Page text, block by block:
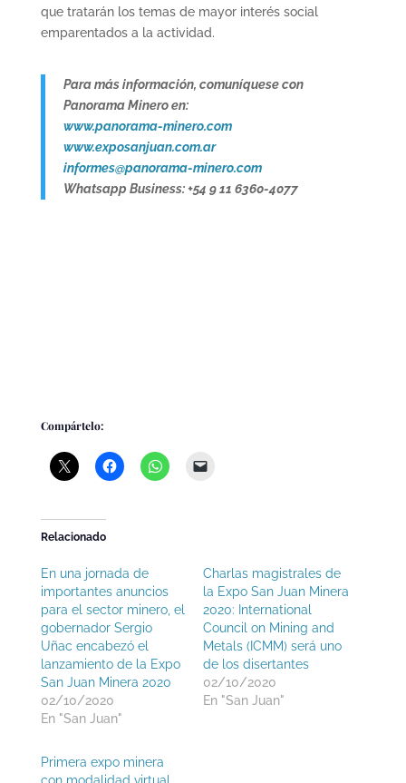
que tratarán los temas de mayor interés social
emparentados a la actividad.
Para más información, comuníquese con
Panorama Minero en:
www.panorama-minero.com
www.exposanjuan.com.ar
informes@panorama-minero.com
Whatsapp Business: +54 9 11 6360-4077
Compártelo:
Relacionado
En una jornada de
importantes anuncios
para el sector minero, el
gobernador Sergio
Uñac encabezó el
lanzamiento de la Expo
San Juan Minera 2020
02/10/2020
En "San Juan"
Charlas magistrales de
la Expo San Juan Minera
2020: International
Council on Mining and
Metals (ICMM) será uno
de los disertantes
02/10/2020
En "San Juan"
Primera expo minera